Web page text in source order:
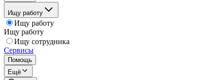
Ищу работу
Ищу работу
Ищу работу
Ищу сотрудника
Сервисы
Помощь
Ещё